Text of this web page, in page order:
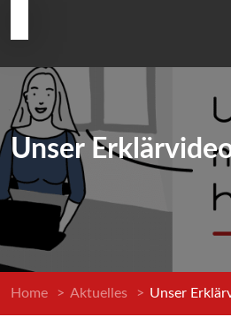
Unser
Home > Aktuelles > Unser